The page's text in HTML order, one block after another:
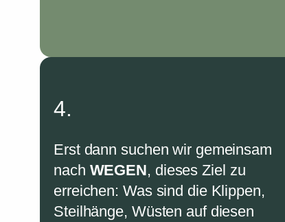
4.
Erst dann suchen wir gemeinsam
nach WEGEN, dieses Ziel zu
erreichen: Was sind die Klippen,
Steilhänge, Wüsten auf diesen